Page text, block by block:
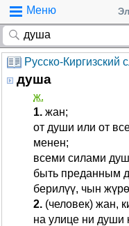
Меню
Русско-
душа
ж.
1. жан;
от души или от
менен;
всеми силами
быть преданным
берилүү, чын
2. (человек) жан,
на улице ни души